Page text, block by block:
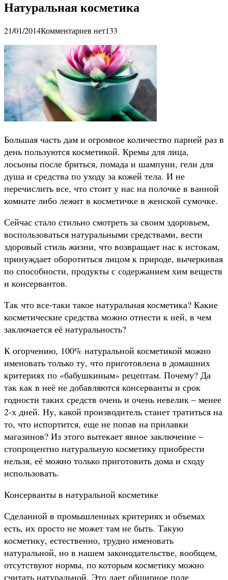
Натуральная косметика
21/01/2014Комментариев нет133
Большая часть дам и огромное количество парней раз в
день пользуются косметикой. Кремы для лица,
лосьоны после бриться, помада и шампуни, гели для
душа и средства по уходу за кожей тела. И не
перечислить все, что стоит у нас на полочке в ванной
комнате либо лежит в косметичке в женской сумочке.
Сейчас стало стильно смотреть за своим здоровьем,
воспользоваться натуральными средствами, вести
здоровый стиль жизни, что возвращает нас к истокам,
принуждает оборотиться лицом к природе, вычеркивая
по способности, продукты с содержанием хим веществ
и консервантов.
Так что все-таки такое натуральная косметика? Какие
косметические средства можно отнести к ней, в чем
заключается её натуральность?
К огорчению, 100% натуральной косметикой можно
именовать только ту, что приготовлена в домашних
критериях по «бабушкиным» рецептам. Почему? Да
так как в неё не добавляются консерванты и срок
годности таких средств очень и очень невелик – менее
2-х дней. Ну, какой производитель станет тратиться на
то, что испортится, еще не попав на прилавки
магазинов? Из этого вытекает явное заключение –
стопроцентно натуральную косметику приобрести
нельзя, её можно только приготовить дома и сходу
использовать.
Консерванты в натуральной косметике
Сделанной в промышленных критериях и объемах
есть, их просто не может там не быть. Такую
косметику, естественно, трудно именовать
натуральной, но в нашем законодательстве, вообщем,
отсутствуют нормы, по которым косметику можно
считать натуральной. Это дает обширное поле